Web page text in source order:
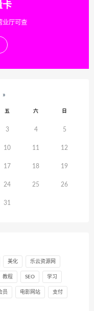
卡
业厅可查
»
五 六 日
3 4 5
10 11 12
17 18 19
24 25 26
31
美化 乐云资源网
教程 SEO 学习
员 电影网站 支付